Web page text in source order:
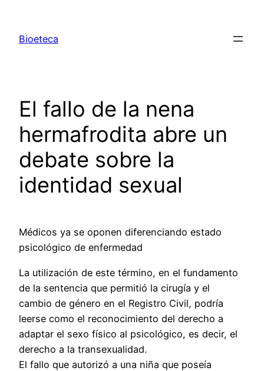
contenido
Bioeteca
El fallo de la nena
hermafrodita abre un
debate sobre la
identidad sexual
Médicos ya se oponen diferenciando estado
psicológico de enfermedad
La utilización de este término, en el fundamento
de la sentencia que permitió la cirugía y el
cambio de género en el Registro Civil, podría
leerse como el reconocimiento del derecho a
adaptar el sexo físico al psicológico, es decir, el
derecho a la transexualidad.
El fallo que autorizó a una niña que poseía